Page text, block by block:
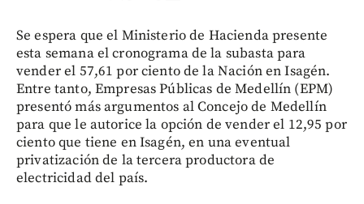
Se espera que el Ministerio de Hacienda presente
esta semana el cronograma de la subasta para
vender el 57,61 por ciento de la Nación en Isagén.
Entre tanto, Empresas Públicas de Medellín (EPM)
presentó más argumentos al Concejo de Medellín
para que le autorice la opción de vender el 12,95 por
ciento que tiene en Isagén, en una eventual
privatización de la tercera productora de
electricidad del país.